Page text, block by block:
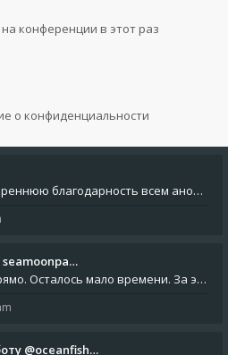
конференции в этот раз
о конфиденциальности
Хочу выразить искреннюю благодарность всем анонимным пользователям, которые поддержали наше сообщество финансово. Благод
seamoonpa…
💡 Друзья, скажу прямо. Осталось мало времени. За это время нам нужно закрыть последние обязательные расходы: около 500
@oceanfish…